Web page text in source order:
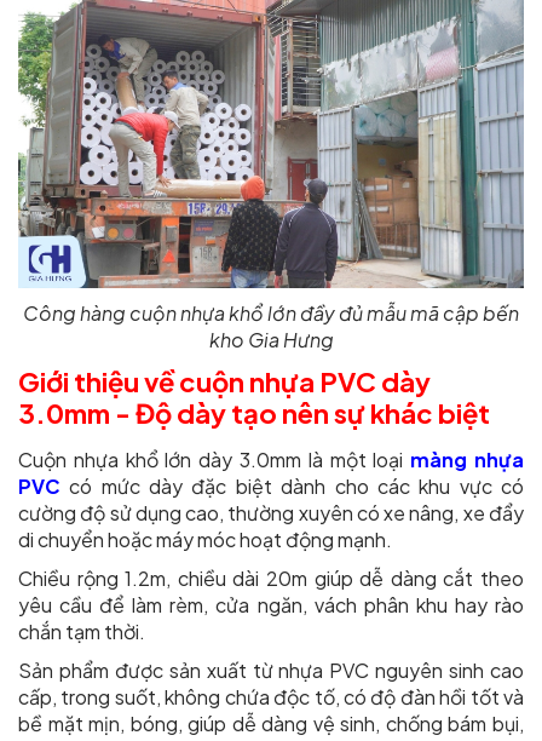
Công hàng cuộn nhựa khổ lớn đầy đủ mẫu mã cập bến
kho Gia Hưng
Giới thiệu về cuộn nhựa PVC dày
3.0mm - Độ dày tạo nên sự khác biệt
Cuộn nhựa khổ lớn dày 3.0mm là một loại màng nhựa
PVC có mức dày đặc biệt dành cho các khu vực có
cường độ sử dụng cao, thường xuyên có xe nâng, xe đẩy
di chuyển hoặc máy móc hoạt động mạnh.
Chiều rộng 1.2m, chiều dài 20m giúp dễ dàng cắt theo
yêu cầu để làm rèm, cửa ngăn, vách phân khu hay rào
chắn tạm thời.
Sản phẩm được sản xuất từ nhựa PVC nguyên sinh cao
cấp, trong suốt, không chứa độc tố, có độ đàn hồi tốt và
bề mặt mịn, bóng, giúp dễ dàng vệ sinh, chống bám bụi,